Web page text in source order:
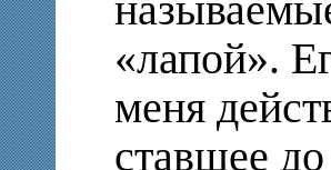
«лапой».
меня
ставшее